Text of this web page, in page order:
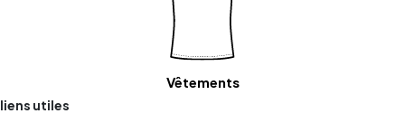
Vêtements
liens utiles